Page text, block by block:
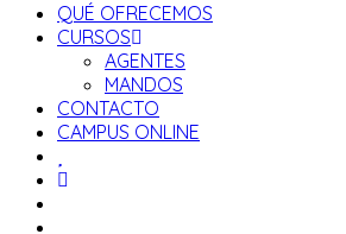
QUÉ OFRECEMOS
CURSOS
AGENTES
MANDOS
CONTACTO
CAMPUS ONLINE